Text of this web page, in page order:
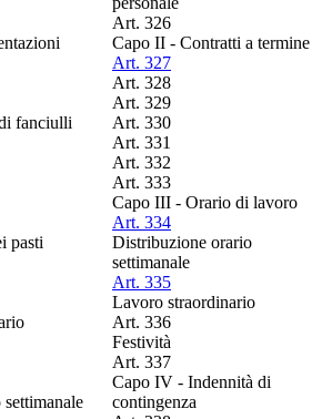
fanciulli
pasti
Art. 326
Capo II - Contratti a termine
Art. 327
Art. 328
Art. 329
Art. 330
Art. 331
Art. 332
Art. 333
Capo III - Orario di lavoro
Art. 334
Distribuzione orario
settimanale
Art. 335
Lavoro straordinario
Art. 336
Festività
Art. 337
Capo IV - Indennità di
contingenza